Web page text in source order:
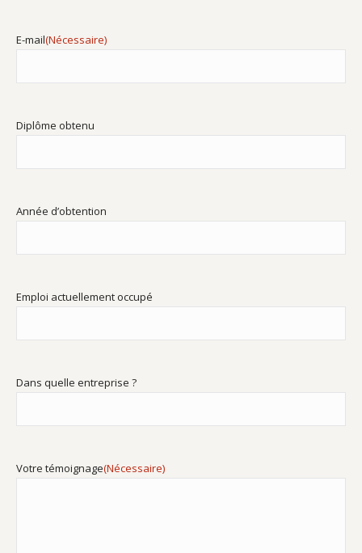
E-mail(Nécessaire)
Diplôme obtenu
Année d’obtention
Emploi actuellement occupé
Dans quelle entreprise ?
Votre témoignage(Nécessaire)